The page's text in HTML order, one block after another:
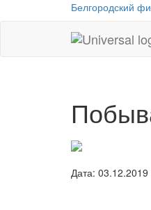
Белгородский
homepage
Дата: 03.12.2019